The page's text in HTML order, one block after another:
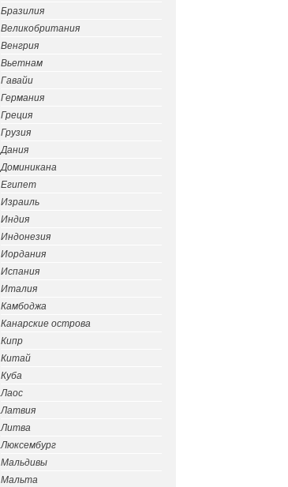
Бразилия
Великобритания
Венгрия
Вьетнам
Гавайи
Германия
Греция
Грузия
Дания
Доминикана
Египет
Израиль
Индия
Индонезия
Иордания
Испания
Италия
Камбоджа
Канарские острова
Кипр
Китай
Куба
Лаос
Латвия
Литва
Люксембург
Мальдивы
Мальта